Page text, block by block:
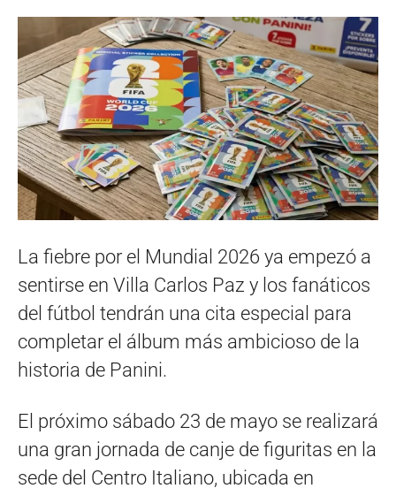
La fiebre por el Mundial 2026 ya empezó a
sentirse en Villa Carlos Paz y los fanáticos
del fútbol tendrán una cita especial para
completar el álbum más ambicioso de la
historia de Panini.
El próximo sábado 23 de mayo se realizará
una gran jornada de canje de figuritas en la
sede del Centro Italiano, ubicada en